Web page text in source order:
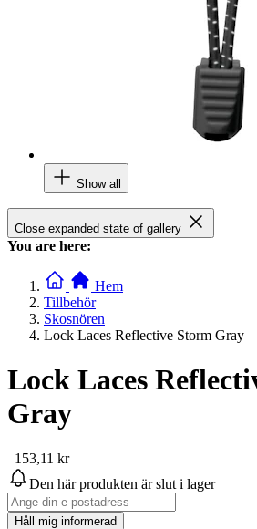
Show all
Close expanded state of gallery
You are here:
Hem
Tillbehör
Skosnören
Lock Laces Reflective Storm Gray
Lock Laces
Gray
153,11 kr
Den här produkten är slut i lager
Håll mig informerad